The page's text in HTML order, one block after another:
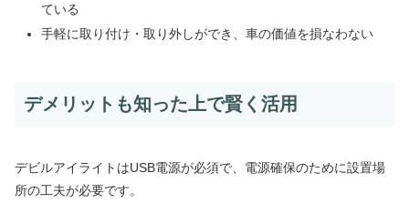
ている
手軽に取り付け・取り外しができ、車の価値を損なわない
デメリットも知った上で賢く活用
デビルアイライトはUSB電源が必須で、電源確保のために設置場
所の工夫が必要です。